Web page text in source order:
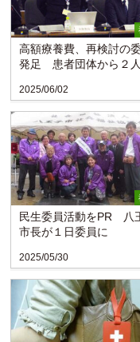
高額療養費、再検討の
発足 患者団体から２
2025/06/02
民生委員活動をPR 八
市長が１日委員に
2025/05/30